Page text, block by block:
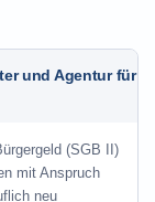
und Agentur für
(SGB II)
mit Anspruch
neu